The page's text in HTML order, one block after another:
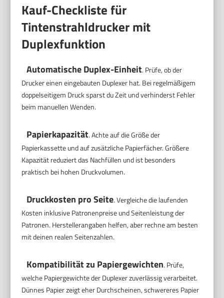
Kauf-Checkliste für
Tintenstrahldrucker mit
Duplexfunktion
Automatische Duplex-Einheit. Prüfe, ob der
Drucker einen eingebauten Duplexer hat. Bei regelmäßigem
doppelseitigem Druck sparst du Zeit und verhinderst Fehler
beim manuellen Wenden.
Papierkapazität. Achte auf die Größe der
Papierkassette und auf zusätzliche Papierfächer. Größere
Kapazität reduziert das Nachfüllen und ist besonders
praktisch bei hohen Druckvolumen.
Druckkosten pro Seite. Vergleiche die laufenden
Kosten inklusive Patronenpreise und Seitenleistung der
Patronen. Herstellerangaben helfen, aber rechne am besten
mit deinen realen Seitenzahlen.
Kompatibilität zu Papiergewichten. Prüfe,
welche Papiergewichte der Duplexer zuverlässig verarbeitet.
Dünnes Papier zeigt eher Durchscheinen, schwereres Papier